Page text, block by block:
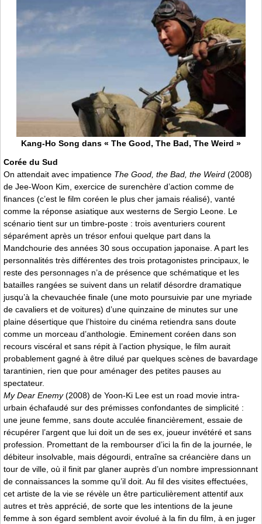
Kang-Ho Song dans « The Good, The Bad, The Weird »
Corée du Sud
On attendait avec impatience The Good, the Bad, the Weird (2008)
de Jee-Woon Kim, exercice de surenchère d’action comme de
finances (c’est le film coréen le plus cher jamais réalisé), vanté
comme la réponse asiatique aux westerns de Sergio Leone. Le
scénario tient sur un timbre-poste : trois aventuriers courent
séparément après un trésor enfoui quelque part dans la
Mandchourie des années 30 sous occupation japonaise. A part les
personnalités très différentes des trois protagonistes principaux, le
reste des personnages n’a de présence que schématique et les
batailles rangées se suivent dans un relatif désordre dramatique
jusqu’à la chevauchée finale (une moto poursuivie par une myriade
de cavaliers et de voitures) d’une quinzaine de minutes sur une
plaine désertique que l’histoire du cinéma retiendra sans doute
comme un morceau d’anthologie. Eminement coréen dans son
recours viscéral et sans répit à l’action physique, le film aurait
probablement gagné à être dilué par quelques scènes de bavardage
tarantinien, rien que pour aménager des petites pauses au
spectateur.
My Dear Enemy(2008) de Yoon-Ki Lee est un road movie intra-
urbain échafaudé sur des prémisses confondantes de simplicité :
une jeune femme, sans doute acculée financièrement, essaie de
récupérer l’argent que lui doit un de ses ex, joueur invétéré et sans
profession. Promettant de la rembourser d’ici la fin de la journée, le
débiteur insolvable, mais dégourdi, entraîne sa créancière dans un
tour de ville, où il finit par glaner auprès d’un nombre impressionnant
de connaissances la somme qu’il doit. Au fil des visites effectuées,
cet artiste de la vie se révèle un être particulièrement attentif aux
autres et très apprécié, de sorte que les intentions de la jeune
femme à son égard semblent avoir évolué à la fin du film, à en juger